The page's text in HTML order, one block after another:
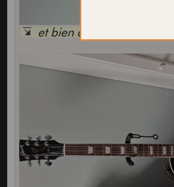
et bien accompagnée